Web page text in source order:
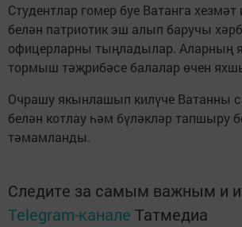
Студентлар гомер буе Ватанга хезмәт
белән патриотик эш алып баручы
офицерларны тыңладылар.
тормыш тәҗрибәсе балалар өчен
Очрашу якынлашып килүче Ватанны
белән котлау һәм бүләкләр тапшыру
тәмамланды.
Следите за самым важным и
Telegram-канале Татмедиа